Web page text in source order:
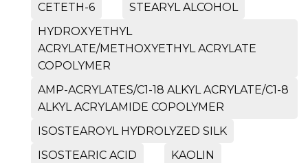
CETETH-6
STEARYL ALCOHOL
HYDROXYETHYL
ACRYLATE/METHOXYETHYL ACRYLATE
COPOLYMER
AMP-ACRYLATES/C1-18 ALKYL ACRYLATE/C1-8
ALKYL ACRYLAMIDE COPOLYMER
ISOSTEAROYL HYDROLYZED SILK
ISOSTEARIC ACID
KAOLIN